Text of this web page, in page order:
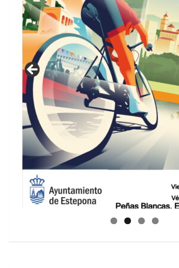
GUIA DE INSTALACIONES DEPORTIVAS